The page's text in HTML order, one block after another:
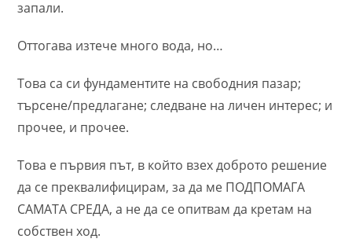
запали.
Оттогава изтече много вода, но…
Това са си фундаментите на свободния пазар;
търсене/предлагане; следване на личен интерес; и
прочее, и прочее.
Това е първия път, в който взех доброто решение
да се преквалифицирам, за да ме ПОДПОМАГА
САМАТА СРЕДА, а не да се опитвам да кретам на
собствен ход.